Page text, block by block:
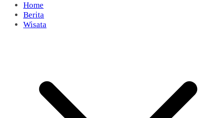
Home
Berita
Wisata